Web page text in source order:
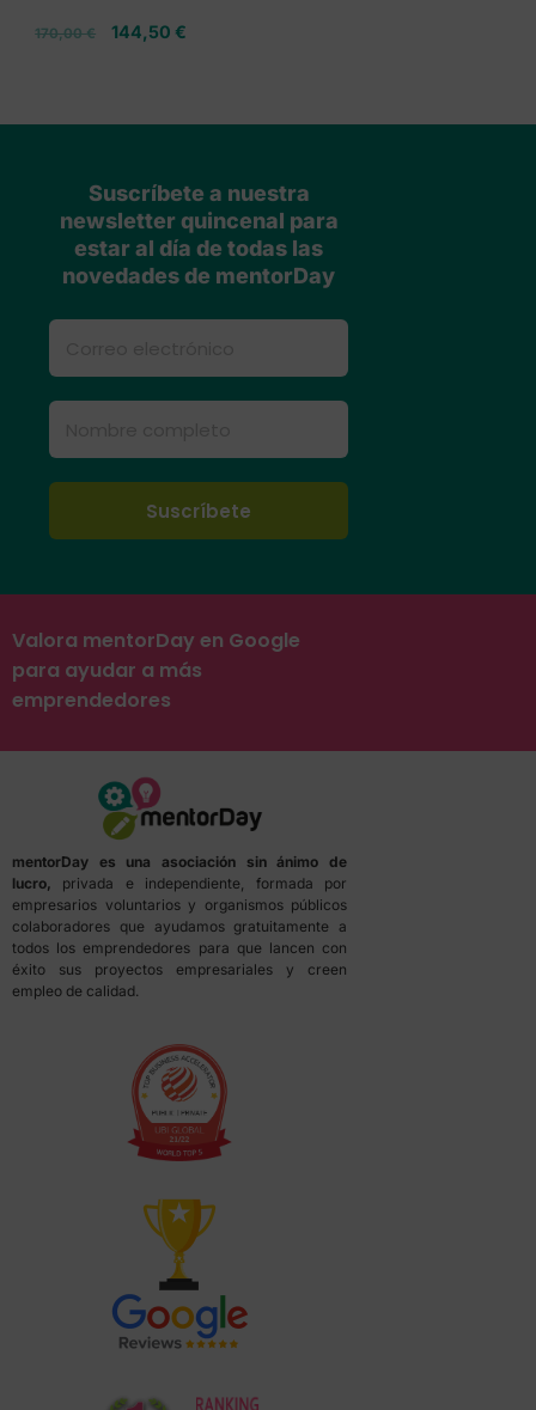
170,00€ 144,50 €
Suscríbete a nuestra
newsletter quincenal para
estar al día de todas las
novedades de mentorDay
Valora mentorDay en Google
para ayudar a más
emprendedores
mentorDay es una asociación sin ánimo de
lucro, privada e independiente, formada por
empresarios voluntarios y organismos públicos
colaboradores que ayudamos gratuitamente a
todos los emprendedores para que lancen con
éxito sus proyectos empresariales y creen
empleo de calidad.